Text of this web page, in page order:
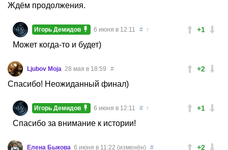
Ждём продолжения.
+1
Игорь Демидов 6 июня в 12:11 # ↑
Может когда-то и будет)
+2
Ljubov Moja 28 мая в 18:59 #
Спасибо! Неожиданный финал)
+1
Игорь Демидов 6 июня в 12:11 # ↑
Спасибо за внимание к истории!
+2
Елена Быкова 6 июня в 11:22 (изменён) #